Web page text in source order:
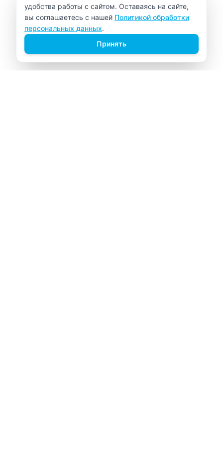
удобства работы с сайтом. Оставаясь на сайте,
вы соглашаетесь с нашей Политикой обработки
персональных данных.
Принять